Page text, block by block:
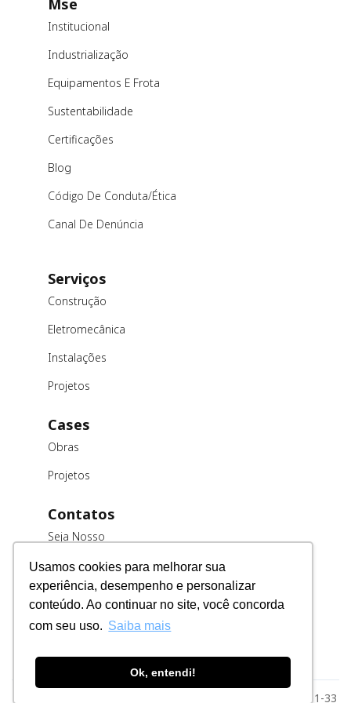
Usamos cookies para melhorar sua
experiência, desempenho e personalizar
conteúdo. Ao continuar no site, você concorda
com seu uso. Saiba mais
Ok, entendi!
Mse
Institucional
Industrialização
Equipamentos E Frota
Sustentabilidade
Certificações
Blog
Código De Conduta/ética
Canal De Denúncia
Serviços
Construção
Eletromecânica
Instalações
Projetos
Cases
Obras
Projetos
Contatos
Seja Nosso
Trabalhe
Conosco
Fornecedores
Razão Social: MSE Engenharia LTDA. CNPJ: 78.023.116/0001-33